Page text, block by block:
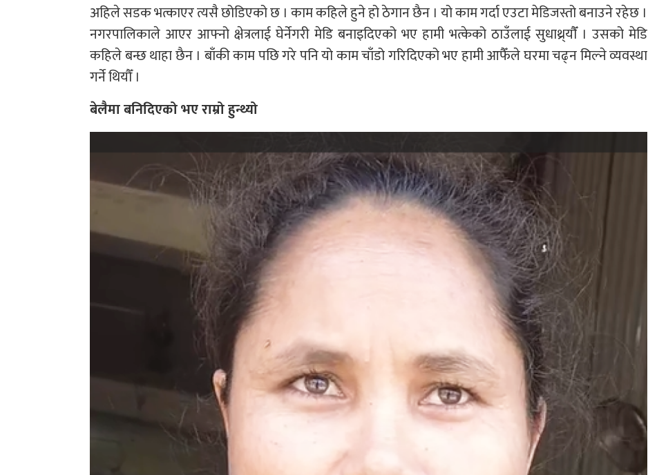
अहिले सडक भत्काएर त्यसै छोडिएको छ । काम कहिले हुने हो ठेगान छैन । यो काम गर्दा एउटा मेडिजस्तो बनाउने रहेछ ।
नगरपालिकाले आएर आफ्नो क्षेत्रलाई घेर्नेगरी मेडि बनाइदिएको भए हामी भत्केको ठाउँलाई सुधाथ्र्याैँ । उसको मेडि
कहिले बन्छ थाहा छैन । बाँकी काम पछि गरे पनि यो काम चाँडो गरिदिएको भए हामी आफैँले घरमा चढ्न मिल्ने व्यवस्था
गर्ने थियौँ ।
बेलैमा बनिदिएको भए राम्रो हुन्थ्यो